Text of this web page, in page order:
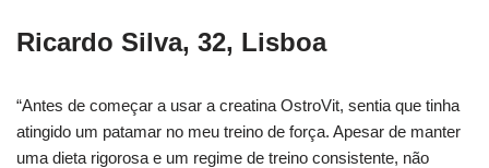
Ricardo Silva, 32, Lisboa
“Antes de começar a usar a creatina OstroVit, sentia que tinha
atingido um patamar no meu treino de força. Apesar de manter
uma dieta rigorosa e um regime de treino consistente, não